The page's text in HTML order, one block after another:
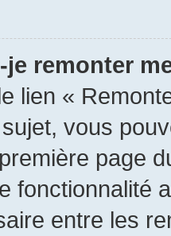
remonter
lien «
vous
page
fonctionnalité
entre les